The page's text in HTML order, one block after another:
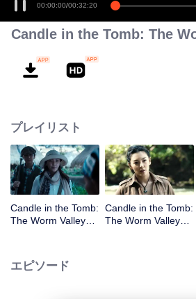
00:00:00/00:32:20
Candle in the Tomb: The
プレイリスト
Candle in the Tomb:
The Worm Valley_
Candle in the Tomb:
The Worm Valley_
エピソード